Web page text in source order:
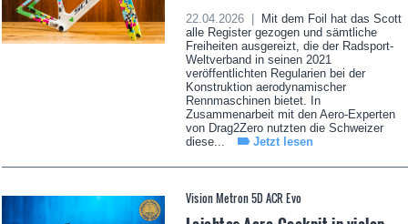
22.04.2026 |
Mit dem Foil hat das Scott
alle Register gezogen und sämtliche
Freiheiten ausgereizt, die der Radsport-
Weltverband in seinen 2021
veröffentlichten Regularien bei der
Konstruktion aerodynamischer
Rennmaschinen bietet. In
Zusammenarbeit mit den Aero-Experten
von Drag2Zero nutzten die Schweizer
diese...
Jetzt lesen
Vision Metron 5D ACR Evo